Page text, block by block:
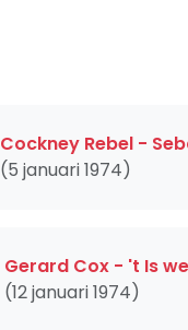
Cockney Rebel -
(5 januari 1974)
Gerard Cox - 't Is
(12 januari 1974)